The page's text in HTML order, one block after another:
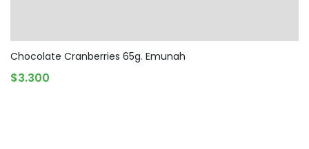
Chocolate Cranberries 65g. Emunah
$3.300
AGREGAR AL CARRITO